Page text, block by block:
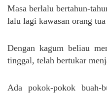
Masa berlalu bertahun-
lalu lagi kawasan orang
Dengan kagum beliau
tinggal, telah bertukar
Ada pokok-pokok buah-